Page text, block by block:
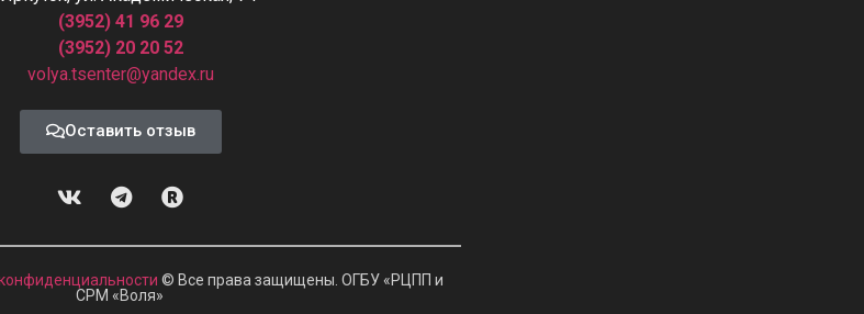
(3952) 41 96 29
(3952) 20 20 52
volya.tsenter@yandex.ru
Оставить отзыв
© Все права защищены. ОГБУ «РЦПП и
СРМ «Воля»